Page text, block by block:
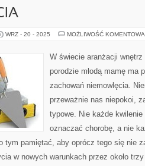
WRZ - 20 - 2025 MOŻLIWOŚĆ
W świecie aranżacji
porodzie młodą mamę ma
zachowań niemowlęcia.
przeważnie nas niepokoi,
typowe. Nie każde
oznaczać chorobę, a nie
tym pamiętać, aby oprócz tego się nie
w nowych warunkach przez około